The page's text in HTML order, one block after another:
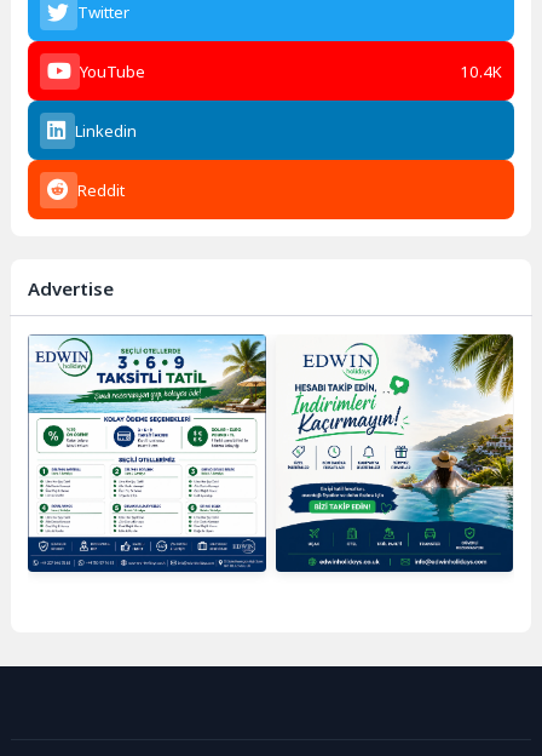
Twitter
YouTube 10.4K
Linkedin
Reddit
Advertise